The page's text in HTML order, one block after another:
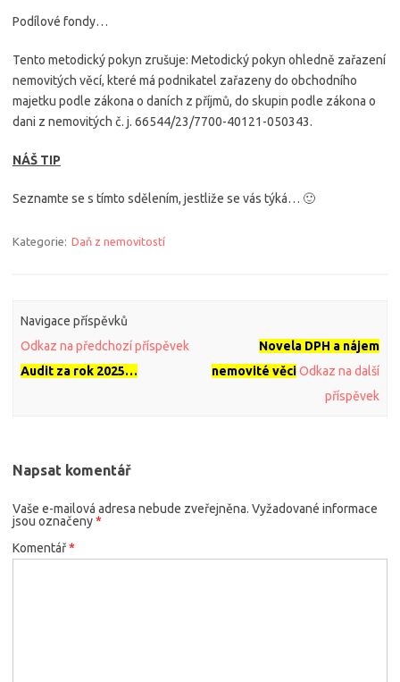
Podílové fondy…
Tento metodický pokyn zrušuje: Metodický pokyn ohledně zařazení
nemovitých věcí, které má podnikatel zařazeny do obchodního
majetku podle zákona o daních z příjmů, do skupin podle zákona o
dani z nemovitých č. j. 66544/23/7700-40121-050343.
NÁŠ TIP
Seznamte se s tímto sdělením, jestliže se vás týká… 🙂
Kategorie: Daň z nemovitostí
Navigace příspěvků
Odkaz na předchozí příspěvek
Audit za rok 2025…
Novela DPH a nájem
nemovité věci Odkaz na další
příspěvek
Napsat komentář
Vaše e-mailová adresa nebude zveřejněna. Vyžadované informace
jsou označeny*
Komentář*